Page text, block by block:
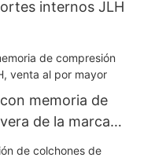
internos JLH
de la marca